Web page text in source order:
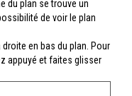
du plan se trouve un
de voir le plan
en bas du plan. Pour
appuyé et faites glisser